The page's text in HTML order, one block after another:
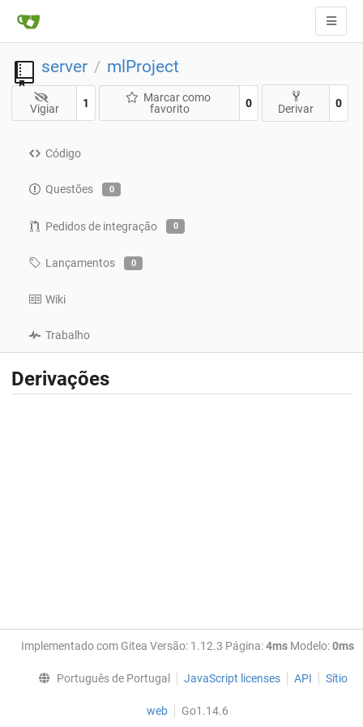
server / mlProject
Vigiar 1
Marcar como
favorito
0 Derivar 0
Código
Questões 0
Pedidos de integração 0
Lançamentos 0
Wiki
Trabalho
Derivações
Implementado com Gitea Versão: 1.12.3 Página:4msModelo:0ms
Português de Portugal JavaScript licenses API Sítio
web Go1.14.6